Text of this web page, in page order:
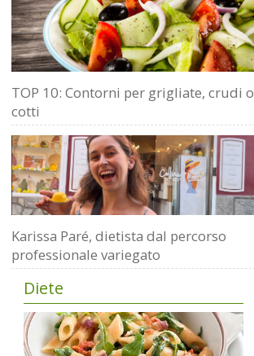
TOP 10: Contorni per grigliate, crudi o
cotti
Karissa Paré, dietista dal percorso
professionale variegato
Diete